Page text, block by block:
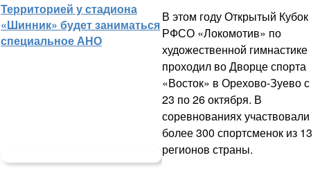
Территорией у стадиона
«Шинник» будет заниматься
специальное АНО
В этом году Открытый Кубок
РФСО «Локомотив» по
художественной гимнастике
проходил во Дворце спорта
«Восток» в Орехово-Зуево с
23 по 26 октября. В
соревнованиях участвовали
более 300 спортсменок из 13
регионов страны.